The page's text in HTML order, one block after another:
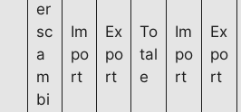
er
sc
a
m
bi
Im
po
rt
Ex
po
rt
To
tal
e
Im
po
rt
Ex
po
rt